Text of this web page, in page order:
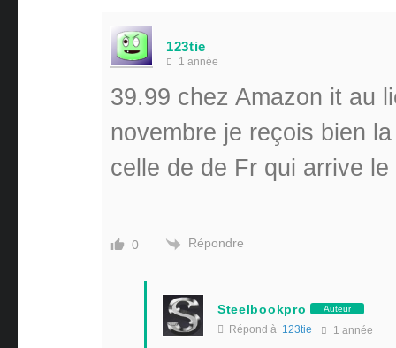
123tie
1 année
39.99 chez Amazon it au
novembre je reçois bien
celle de de Fr qui arrive
0 Répondre
Steelbookpro Auteur
Répond à 123tie 1 année